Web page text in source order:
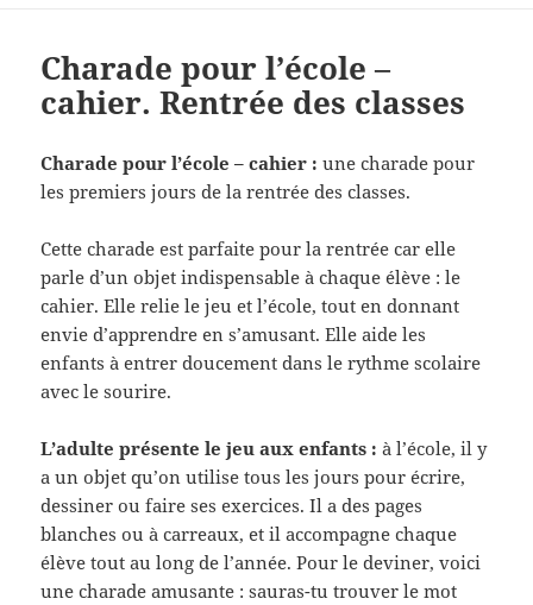
Charade pour l’école –
cahier. Rentrée des classes
Charade pour l’école – cahier : une charade pour
les premiers jours de la rentrée des classes.
Cette charade est parfaite pour la rentrée car elle
parle d’un objet indispensable à chaque élève : le
cahier. Elle relie le jeu et l’école, tout en donnant
envie d’apprendre en s’amusant. Elle aide les
enfants à entrer doucement dans le rythme scolaire
avec le sourire.
L’adulte présente le jeu aux enfants :à l’école, il y
a un objet qu’on utilise tous les jours pour écrire,
dessiner ou faire ses exercices. Il a des pages
blanches ou à carreaux, et il accompagne chaque
élève tout au long de l’année. Pour le deviner, voici
une charade amusante : sauras-tu trouver le mot